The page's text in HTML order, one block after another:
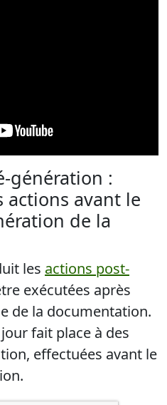
génération :
actions avant le
de la
les actions post-
exécutées après
de la documentation.
fait place à des
, effectuées avant le